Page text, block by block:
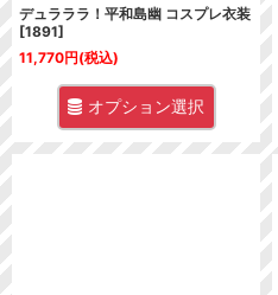
デュラララ！平和島幽 コスプレ衣装
[1891]
11,770円(税込)
オプション選択